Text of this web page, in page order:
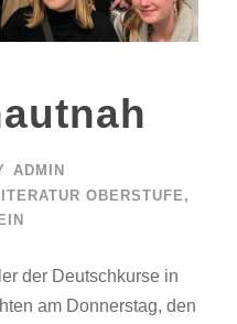
ADMIN
OBERSTUFE ,
der Deutschkurse in
am Donnerstag, den